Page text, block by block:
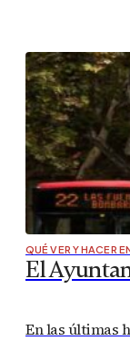
QUÉ VER Y HACER
El
En las últimas